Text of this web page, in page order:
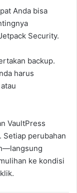
Anda bisa
Security.
backup.
harus
VaultPress
Setiap perubahan
ke kondisi